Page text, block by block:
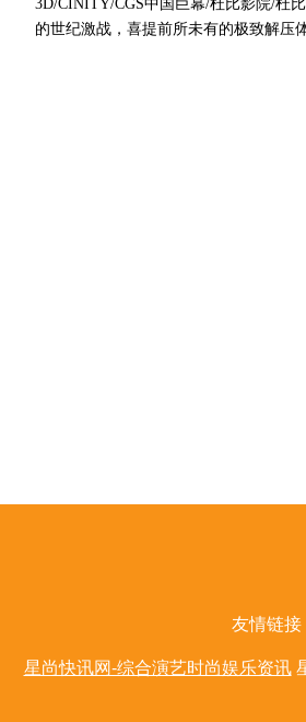
3D/CINITY/CGS中国巨幕/杜比影院/杜
的世纪激战，喜提前所未有的极致解压
友情链接
星尚快讯网-综合演艺时尚娱乐资讯